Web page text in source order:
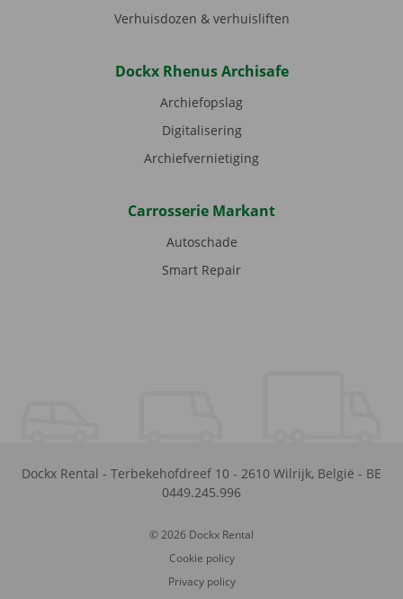
Verhuisdozen & verhuisliften
Dockx Rhenus Archisafe
Archiefopslag
Digitalisering
Archiefvernietiging
Carrosserie Markant
Autoschade
Smart Repair
Dockx Rental - Terbekehofdreef 10 - 2610 Wilrijk, België - BE
0449.245.996
© 2026 Dockx Rental
Cookie policy
Privacy policy